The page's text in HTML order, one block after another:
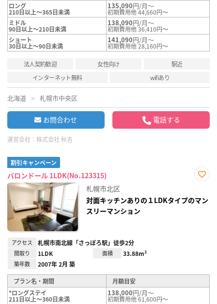
ロング
210日以上～365日未満
135,090円/月～
初期費用他 44,660円～
ミドル
90日以上～210日未満
138,090円/月～
初期費用他 36,410円～
ショート
30日以上～90日未満
141,090円/月～
初期費用他 28,160円～
法人契約歓迎 女性向け
駅近
インターネット無料
wifiあり
北海道 札幌市中央区
お問合わせ 電話する
運営会社： 株式会社 秋吉
割引キャンペーン
バロンドール 1LDK(No.123315)
り登
録
札幌市北区
対面キッチンありの１LDKタイプのマン
スリーマンション
アクセス 札幌市南北線「さっぽろ駅」徒歩2分
間取り 1LDK 面積 33.88m²
築年数 2007年 2月 築
プラン名・期間
月額目安
*ロングステイ
211日以上～360日未満
138,000円/月～
初期費用他 61,600円～